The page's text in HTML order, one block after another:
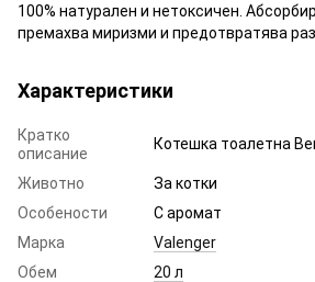
100% натурален и нетоксичен.
премахва миризми и предотвратява
Характеристики
Кратко
описание
Котешка тоалетна
Животно
За котки
Особености
С аромат
Марка
Valenger
Обем
20 л